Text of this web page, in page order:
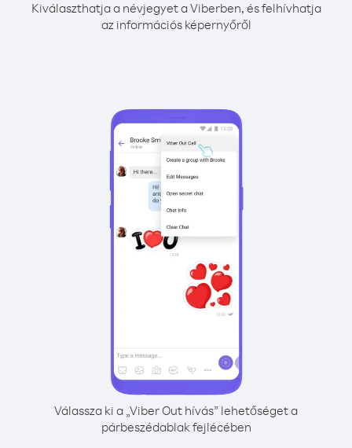
Kiválaszthatja a névjegyet a Viberben, és felhívhatja
az információs képernyőről
Válassza ki a „Viber Out hívás” lehetőséget a
párbeszédablak fejlécében